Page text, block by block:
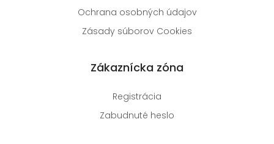
Ochrana osobných údajov
Zásady súborov Cookies
Zákaznícka zóna
Registrácia
Zabudnuté heslo